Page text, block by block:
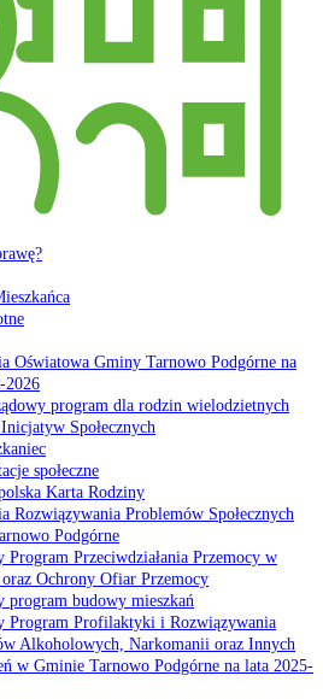
Oświatowa Gminy Tarnowo Podgórne na
2026
program dla rodzin wielodzietnych
Społecznych
społeczne
Karta Rodziny
Rozwiązywania Problemów Społecznych
Podgórne
Program Przeciwdziałania Przemocy w
Ochrony Ofiar Przemocy
program budowy mieszkań
Program Profilaktyki i Rozwiązywania
Alkoholowych, Narkomanii oraz Innych
w Gminie Tarnowo Podgórne na lata 2025-